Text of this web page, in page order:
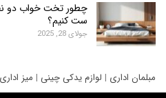
چطور تخت خواب دو نفره را با
ست کنیم؟
جولای 28, 2025
|لوازم یدکی چینی|میز اداری| تعمیر